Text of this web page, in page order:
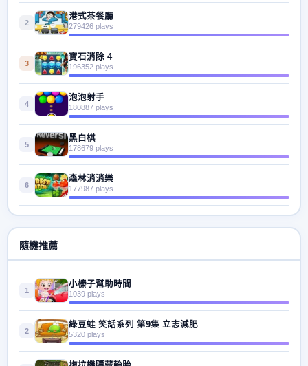
2
港式茶餐廳
279426 plays
3
寶石消除 4
196352 plays
4
泡泡射手
180887 plays
5
黑白棋
178679 plays
6
森林消消樂
177987 plays
隨機推薦
1
小榛子幫助時間
1039 plays
2
綠豆蛙 笑話系列 第9集 立志減肥
5320 plays